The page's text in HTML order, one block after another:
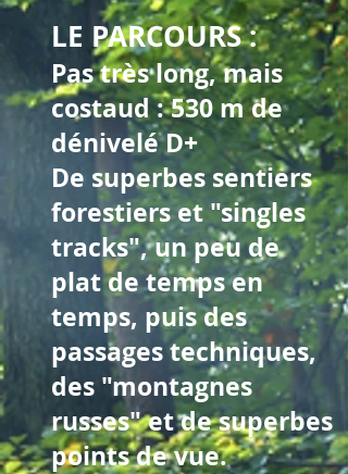
LE PARCOURS :
Pas très long, mais
costaud : 530 m de
dénivelé D+
De superbes sentiers
forestiers et "singles
tracks", un peu de
plat de temps en
temps, puis des
passages techniques,
des "montagnes
russes" et de superbes
points de vue.